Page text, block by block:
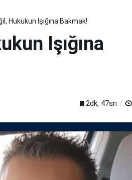
Hukukun Işığına Bakmak!
Işığına
2dk, 47sn